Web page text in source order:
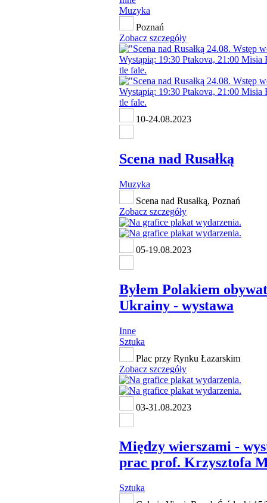
Muzyka
Poznań
Zobacz szczegóły
10-24.08.2023
Scena nad Rusałką
Muzyka
Scena nad Rusałką, Poznań
Zobacz szczegóły
05-19.08.2023
Byłem Polakiem
Ukrainy - wystawa
Inne
Sztuka
Plac przy Rynku Łazarskim
Zobacz szczegóły
03-31.08.2023
Między wierszami -
prac prof. Krzysztofa
Sztuka